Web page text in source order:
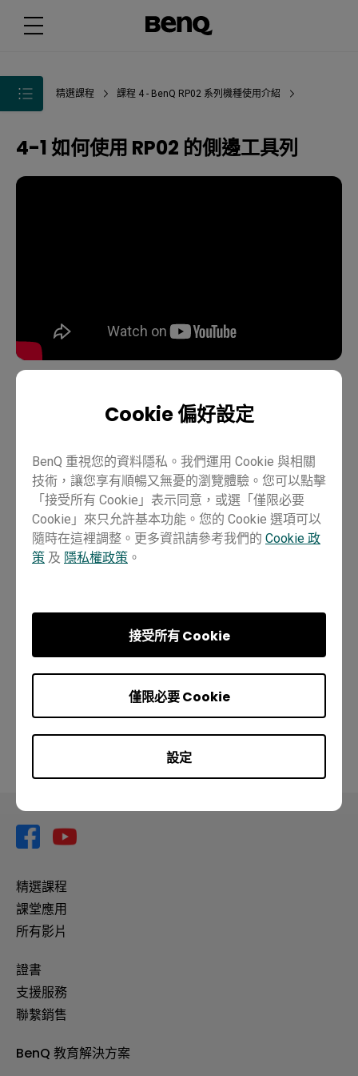
Cookie 偏好設定
BenQ 重視您的資料隱私。我們運用 Cookie 與相關
技術，讓您享有順暢又無憂的瀏覽體驗。您可以點擊
「接受所有 Cookie」表示同意，或選「僅限必要
Cookie」來只允許基本功能。您的 Cookie 選項可以
隨時在這裡調整。更多資訊請參考我們的 Cookie 政
策 及 隱私權政策 。
設定
僅限必要 Cookie
接受所有 Cookie
精選課程 課程 4 - BenQ RP02 系列機種使用介紹
4-1 如何使用 RP02 的側邊工具列
Essential RE01 老師 IT 訓練師
下一個章節
精選課程
課堂應用
所有影片
證書
支援服務
聯繫銷售
BenQ 教育解決方案